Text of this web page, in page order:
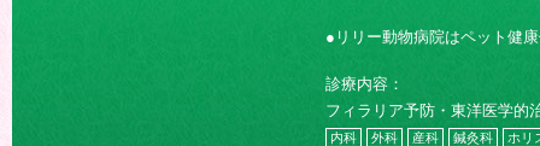
●リリー動物病院はペット健
診療内容：
フィラリア予防・東洋医学的
内科 外科 産科 鍼灸科 ホリ